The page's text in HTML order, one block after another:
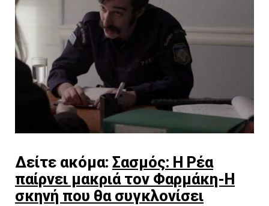
Δείτε ακόμα: Σασμός: Η Ρέα
παίρνει μακριά τον Φαρμάκη-Η
σκηνή που θα συγκλονίσει